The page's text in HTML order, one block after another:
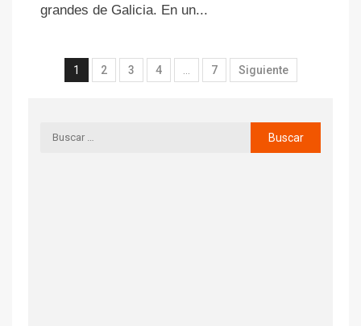
grandes de Galicia. En un...
1 2 3 4 7 Siguiente